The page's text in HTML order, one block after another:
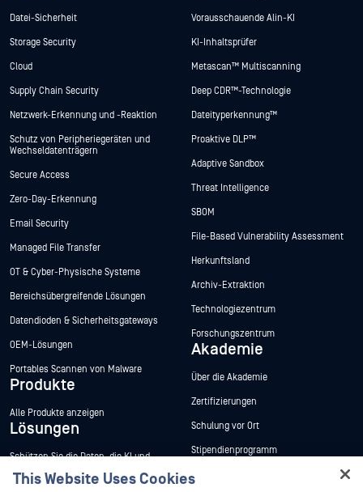
Datei-Sicherheit
Storage Security
Cloud
Supply Chain Security
Netzwerk-Erkennung und -Reaktion
Schutz von Peripheriegeräten und
Wechseldatenträgern
Secure Access
Zero-Day-Erkennung
Email Security
Managed File Transfer
OT & Cyber-Physische Systeme
Bereichsübergreifende Lösungen
Datendioden & Sicherheitsgateways
OEM-Lösungen
Portables Scannen von Malware
Produkte
Alle Produkte anzeigen
Lösungen
Schützen Sie die Daten, die KI und
Vorausschauende Alin-KI
KI-Inhaltsprüfer
Metascan™ Multiscanning
Deep CDR™-Technologie
Dateityperkennung™
Proaktive DLP™
Adaptive Sandbox
Threat Intelligence
SBOM
File-Based Vulnerability Assessment
Herkunftsland
Archiv-Extraktion
Technologiezentrum
Forschungszentrum
Akademie
Über die Akademie
Zertifizierungen
Schulung vor Ort
Stipendienprogramm
Autorisiertes Schulungsprogramm
This Website Uses Cookies